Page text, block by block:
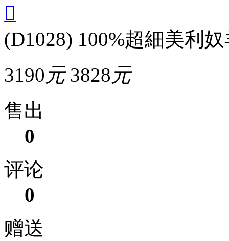

(D1028) 100%超細美利
3190 元 3828 元
售出
0
评论
0
赠送